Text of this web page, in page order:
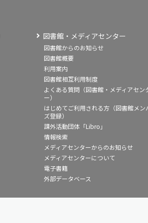
図書館・メディアセンター
図書館からのお知らせ
図書館概要
利用案内
図書館相互利用制度
よくある質問（図書館・メディアセン
ー）
はじめてご利用される方（図書館メン
ズ登録）
課外活動団体「Libro」
情報検索
メディアセンターからのお知らせ
メディアセンターについて
電子書籍
外部データベース